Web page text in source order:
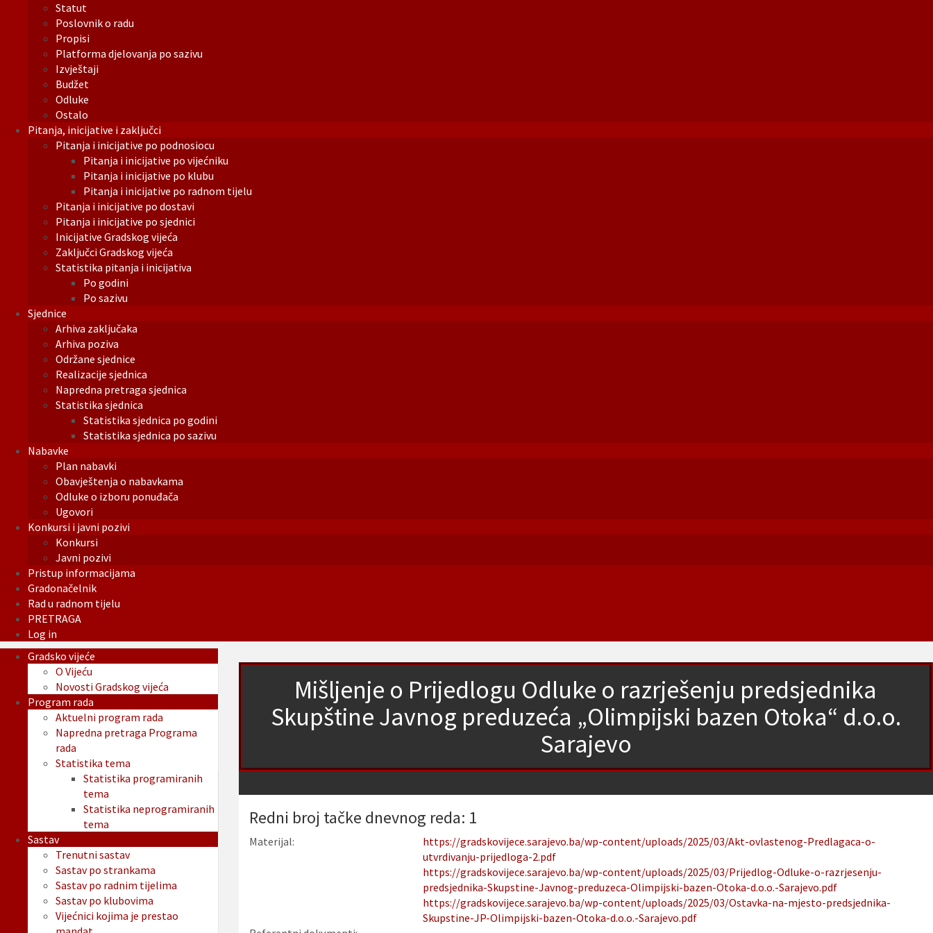
Statut
Poslovnik o radu
Propisi
Platforma djelovanja po sazivu
Izvještaji
Budžet
Odluke
Ostalo
Pitanja, inicijative i zaključci
Pitanja i inicijative po podnosiocu
Pitanja i inicijative po vijećniku
Pitanja i inicijative po klubu
Pitanja i inicijative po radnom tijelu
Pitanja i inicijative po dostavi
Pitanja i inicijative po sjednici
Inicijative Gradskog vijeća
Zaključci Gradskog vijeća
Statistika pitanja i inicijativa
Po godini
Po sazivu
Sjednice
Arhiva zaključaka
Arhiva poziva
Održane sjednice
Realizacije sjednica
Napredna pretraga sjednica
Statistika sjednica
Statistika sjednica po godini
Statistika sjednica po sazivu
Nabavke
Plan nabavki
Obavještenja o nabavkama
Odluke o izboru ponuđača
Ugovori
Konkursi i javni pozivi
Konkursi
Javni pozivi
Pristup informacijama
Gradonačelnik
Rad u radnom tijelu
PRETRAGA
Log in
Mišljenje o Prijedlogu Odluke o razrješenju predsjednika
Skupštine Javnog preduzeća „Olimpijski bazen Otoka“ d.o.o.
Sarajevo
Redni broj tačke dnevnog reda: 1
Materijal:
https://gradskovijece.sarajevo.ba/wp-content/uploads/2025/03/Akt-ovlastenog-Predlagaca-o-
utvrdivanju-prijedloga-2.pdf
https://gradskovijece.sarajevo.ba/wp-content/uploads/2025/03/Prijedlog-Odluke-o-razrjesenju-
predsjednika-Skupstine-Javnog-preduzeca-Olimpijski-bazen-Otoka-d.o.o.-Sarajevo.pdf
https://gradskovijece.sarajevo.ba/wp-content/uploads/2025/03/Ostavka-na-mjesto-predsjednika-
Skupstine-JP-Olimpijski-bazen-Otoka-d.o.o.-Sarajevo.pdf
Gradsko vijeće
O Vijeću
Novosti Gradskog vijeća
Program rada
Aktuelni program rada
Napredna pretraga Programa
rada
Statistika tema
Statistika programiranih
tema
Statistika neprogramiranih
tema
Sastav
Trenutni sastav
Sastav po strankama
Sastav po radnim tijelima
Sastav po klubovima
Vijećnici kojima je prestao